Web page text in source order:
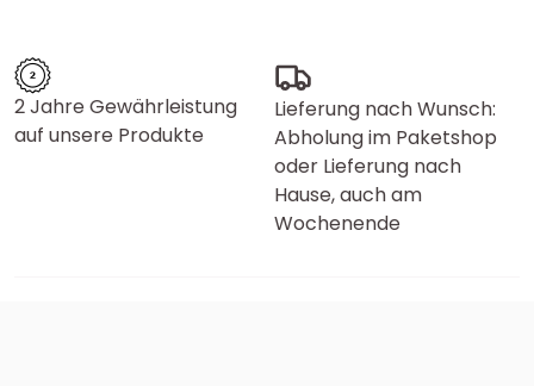
2 Jahre Gewährleistung
auf unsere Produkte
Lieferung nach Wunsch:
Abholung im Paketshop
oder Lieferung nach
Hause, auch am
Wochenende